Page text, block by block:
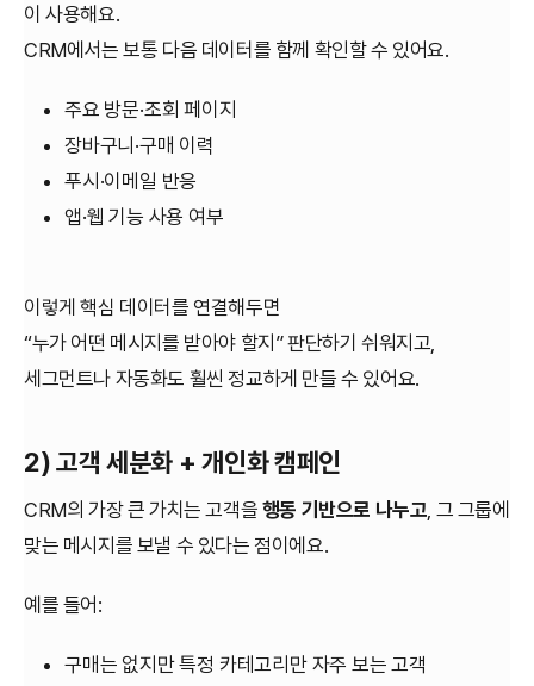
이 사용해요.
CRM에서는 보통 다음 데이터를 함께 확인할 수 있어요.
주요 방문·조회 페이지
장바구니·구매 이력
푸시·이메일 반응
앱·웹 기능 사용 여부
이렇게 핵심 데이터를 연결해두면
“누가 어떤 메시지를 받아야 할지” 판단하기 쉬워지고,
세그먼트나 자동화도 훨씬 정교하게 만들 수 있어요.
2) 고객 세분화 + 개인화 캠페인
CRM의 가장 큰 가치는 고객을 행동 기반으로 나누고 , 그 그룹에
맞는 메시지를 보낼 수 있다는 점이에요.
예를 들어:
구매는 없지만 특정 카테고리만 자주 보는 고객